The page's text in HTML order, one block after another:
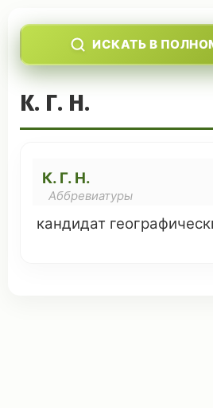
ИСКАТЬ В
К. Г. Н.
К. Г. Н.
Аббревиатуры
кандидат